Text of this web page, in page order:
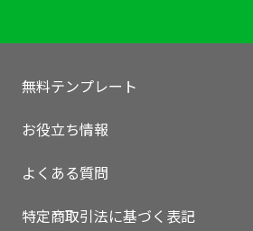
無料テンプレート
お役立ち情報
よくある質問
特定商取引法に基づく表記